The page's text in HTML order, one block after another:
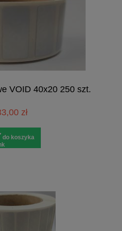
VOID 40x20 250 szt.
zł
do koszyka